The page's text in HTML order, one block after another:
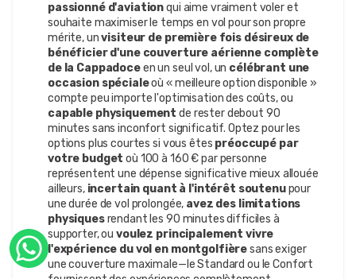
passionné d'aviationqui aime vraiment voler et
souhaite maximiser le temps en vol pour son propre
mérite, unvisiteur de première fois désireux de
bénéficier d'une couverture aérienne complète
de la Cappadoceen un seul vol, un célébrant une
occasion spécialeoù « meilleure option disponible »
compte peu importe l'optimisation des coûts, ou
capable physiquement de rester debout 90
minutes sans inconfort significatif. Optez pour les
options plus courtes si vous êtes préoccupé par
votre budget où 100 à 160 € par personne
représentent une dépense significative mieux allouée
ailleurs, incertain quant à l'intérêt soutenupour
une durée de vol prolongée, avez des limitations
physiquesrendant les 90 minutes difficiles à
supporter, ouvoulez principalement vivre
l'expérience du vol en montgolfièresans exiger
une couverture maximale—le Standard ou le Confort